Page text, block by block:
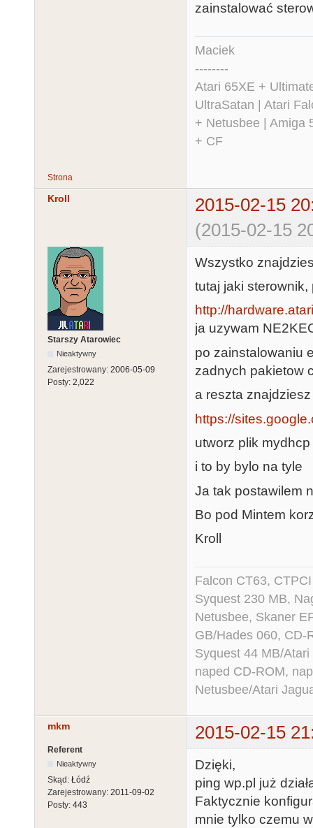
zainstalować
Maciek
--------
Atari 65XE +
UltraSatan | Atari
+ Netusbee | Amiga
+ CF
Strona
Kroll
2015-02-15
(2015-02-15
Starszy Atarowiec
Nieaktywny
Zarejestrowany: 2006-05-09
Posty: 2,022
Wszystko
tutaj jaki
http://
ja uzywam
po zainstalowaniu
zadnych pakietow
a reszta
https://
utworz plik
i to by bylo na tyle
Ja tak postawilem
Bo pod Mintem
Kroll
Falcon CT63,
Syquest 230 MB,
Netusbee, Skaner
GB/Hades 060, CD-
Syquest 44 MB/
naped CD-ROM,
Netusbee/Atari
mkm 2015-02-15
Referent
Nieaktywny
Skąd: Łódź
Zarejestrowany: 2011-09-02
Posty: 443
Dzięki,
ping wp.pl już
Faktycznie
mnie tylko czemu